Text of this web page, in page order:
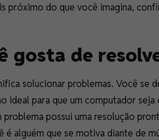
próximo do que você imagina,
gosta de
solucionar problemas. Você se
ideal para que um computador
problema possui uma resolução
é alguém que se motiva diante de